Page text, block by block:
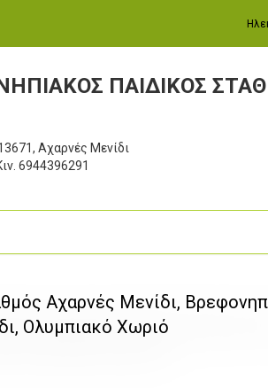
ΠΑΙΔΙΚΟΣ
Αχαρνές Μενίδι
6944396291
Αχαρνές Μενίδι,
Ολυμπιακό Χωριό